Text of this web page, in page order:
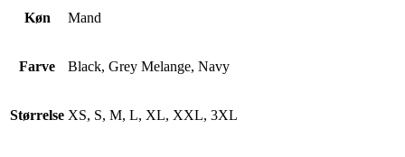
Køn Mand
Farve Black, Grey Melange, Navy
Størrelse XS, S, M, L, XL, XXL, 3XL